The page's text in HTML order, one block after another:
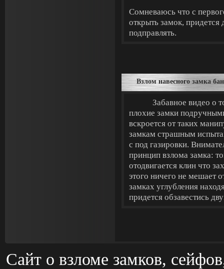
Сомневаюсь что с
открыть замок, придется
подправлять.
Взлом навесного замка
Забавное видео о
плохие замки
вскроется от таких
замкам страшным
с под газировки.
принцип взлома замка:
отодвигается клин что
этого ничего не мешает
замках углубления
придется обзавестись
Сайт о взломе замков,